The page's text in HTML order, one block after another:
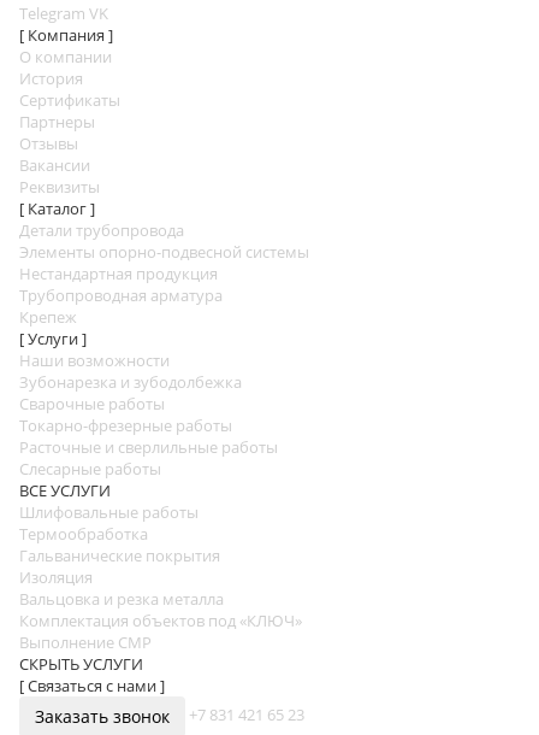
Telegram VK
[ Компания ]
О компании
История
Сертификаты
Партнеры
Отзывы
Вакансии
Реквизиты
[ Каталог ]
Детали трубопровода
Элементы опорно-подвесной системы
Нестандартная продукция
Трубопроводная арматура
Крепеж
[ Услуги ]
Наши возможности
Зубонарезка и зубодолбежка
Сварочные работы
Токарно-фрезерные работы
Расточные и сверлильные работы
Слесарные работы
ВСЕ УСЛУГИ
Шлифовальные работы
Термообработка
Гальванические покрытия
Изоляция
Вальцовка и резка металла
Комплектация объектов под «КЛЮЧ»
Выполнение СМР
СКРЫТЬ УСЛУГИ
[ Связаться с нами ]
Заказать звонок
+7 831 421 65 23